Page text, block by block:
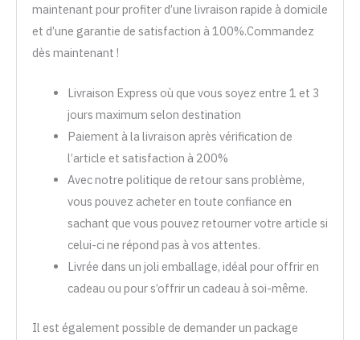
maintenant pour profiter d’une livraison rapide à domicile
et d’une garantie de satisfaction à 100%.Commandez
dès maintenant !
Livraison Express où que vous soyez entre 1 et 3
jours maximum selon destination
Paiement à la livraison après vérification de
l’article et satisfaction à 200%
Avec notre politique de retour sans problème,
vous pouvez acheter en toute confiance en
sachant que vous pouvez retourner votre article si
celui-ci ne répond pas à vos attentes.
Livrée dans un joli emballage, idéal pour offrir en
cadeau ou pour s’offrir un cadeau à soi-même.
Il est également possible de demander un package